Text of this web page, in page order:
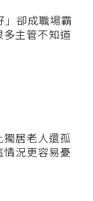
」卻成職場霸
主管不知道
居老人還孤
況更容易憂